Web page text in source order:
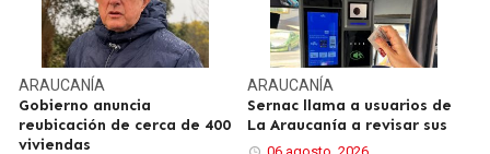
ARAUCANÍA
Gobierno anuncia
reubicación de cerca de 400
viviendas
ARAUCANÍA
Sernac llama a usuarios de
La Araucanía a revisar sus